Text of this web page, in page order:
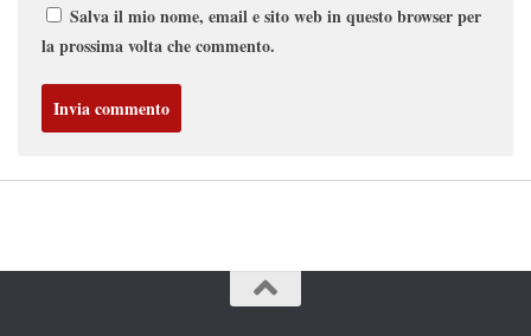
Salva il mio nome, email e sito web in questo browser per
la prossima volta che commento.